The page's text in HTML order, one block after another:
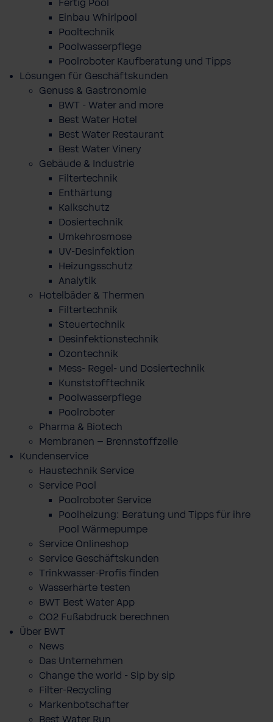
Fertig Pool
Einbau Whirlpool
Pooltechnik
Poolwasserpflege
Poolroboter Kaufberatung und Tipps
Lösungen für Geschäftskunden
Genuss & Gastronomie
BWT - Water and more
Best Water Hotel
Best Water Restaurant
Best Water Vinery
Gebäude & Industrie
Filtertechnik
Enthärtung
Kalkschutz
Dosiertechnik
Umkehrosmose
UV-Desinfektion
Heizungsschutz
Analytik
Hotelbäder & Thermen
Filtertechnik
Steuertechnik
Desinfektionstechnik
Ozontechnik
Mess- Regel- und Dosiertechnik
Kunststofftechnik
Poolwasserpflege
Poolroboter
Pharma & Biotech
Membranen – Brennstoffzelle
Kundenservice
Haustechnik Service
Service Pool
Poolroboter Service
Poolheizung: Beratung und Tipps für ihre
Pool Wärmepumpe
Service Onlineshop
Service Geschäftskunden
Trinkwasser-Profis finden
Wasserhärte testen
BWT Best Water App
CO2 Fußabdruck berechnen
Über BWT
News
Das Unternehmen
Change the world - Sip by sip
Filter-Recycling
Markenbotschafter
Best Water Run